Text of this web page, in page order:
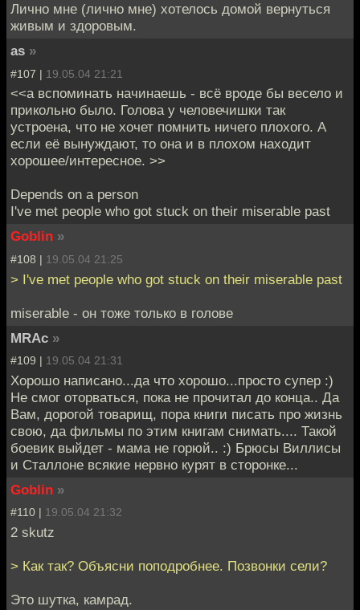
Лично мне (лично мне) хотелось домой вернуться
живым и здоровым.
as »
#107 | 19.05.04 21:21
<<а вспоминать начинаешь - всё вроде бы весело и
прикольно было. Голова у человечишки так
устроена, что не хочет помнить ничего плохого. А
если её вынуждают, то она и в плохом находит
хорошее/интересное. >>
Depends on a person
I've met people who got stuck on their miserable past
Goblin »
#108 | 19.05.04 21:25
> I've met people who got stuck on their miserable past
miserable - он тоже только в голове
MRAc »
#109 | 19.05.04 21:31
Хорошо написано...да что хорошо...просто супер :)
Не смог оторваться, пока не прочитал до конца.. Да
Вам, дорогой товарищ, пора книги писать про жизнь
свою, да фильмы по этим книгам снимать.... Такой
боевик выйдет - мама не горюй.. :) Брюсы Виллисы
и Сталлоне всякие нервно курят в сторонке...
Goblin »
#110 | 19.05.04 21:32
2 skutz
> Как так? Объясни поподробнее. Позвонки сели?
Это шутка, камрад.